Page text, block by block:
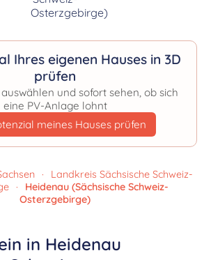
Ihres eigenen Hauses in 3D
prüfen
und sofort sehen, ob sich
eine PV-Anlage lohnt
meines Hauses prüfen
·
Landkreis Sächsische Schweiz-
·
Heidenau (Sächsische Schweiz-
Osterzgebirge)
in Heidenau